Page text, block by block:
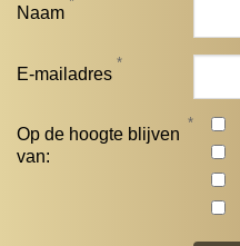
Naam
E-mailadres
*
Op de hoogte blijven
van:
*